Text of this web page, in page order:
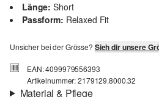
Länge: Short
Passform: Relaxed Fit
Unsicher bei der Grösse? Sieh dir unsere
EAN: 4099979556393
Artikelnummer: 2179129.8000.32
Material & Pflege